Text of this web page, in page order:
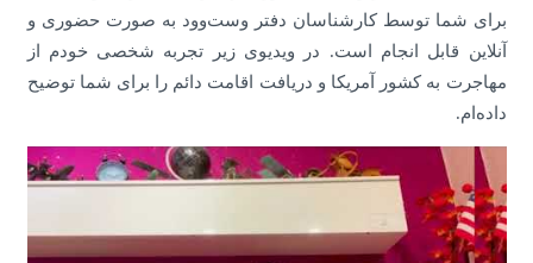
برای شما توسط کارشناسان دفتر وست‌وود به صورت حضوری و
آنلاین قابل انجام است. در ویدیوی زیر تجربه شخصی خودم از
مهاجرت به کشور آمریکا و دریافت اقامت دائم را برای شما توضیح
داده‌ام.